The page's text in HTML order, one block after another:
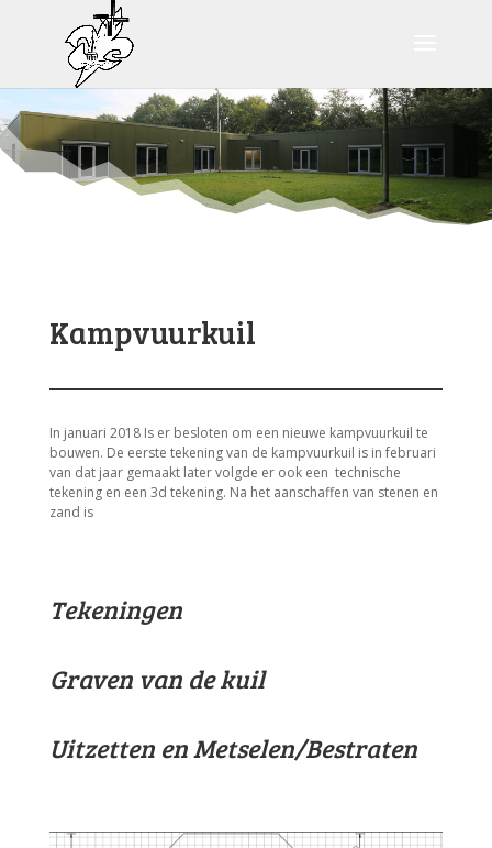
Kampvuurkuil
In januari 2018 Is er besloten om een nieuwe kampvuurkuil te
bouwen. De eerste tekening van de kampvuurkuil is in februari
van dat jaar gemaakt later volgde er ook een technische
tekening en een 3d tekening. Na het aanschaffen van stenen en
zand is
Tekeningen
Graven van de kuil
Uitzetten en Metselen/Bestraten